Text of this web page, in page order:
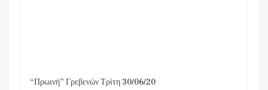
“Πρωινή” Γρεβενών Τρίτη 30/06/20